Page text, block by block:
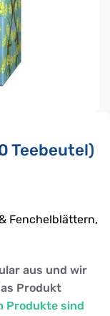
Teebeutel)
Fenchelblättern,
aus und wir
Produkt
Produkte sind